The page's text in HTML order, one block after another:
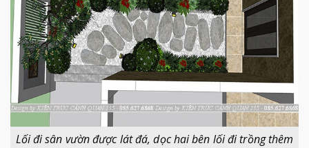
Lối đi sân vườn được lát đá, dọc hai bên lối đi trồng thêm